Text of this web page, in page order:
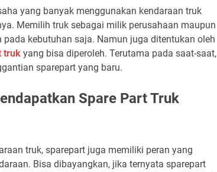
yang banyak menggunakan kendaraan truk
Memilih truk sebagai milik perusahaan maupun
kebutuhan saja. Namun juga ditentukan oleh
truk yang bisa diperoleh. Terutama pada saat-saat,
sparepart yang baru.
Spare Part Truk
truk, sparepart juga memiliki peran yang
Bisa dibayangkan, jika ternyata sparepart